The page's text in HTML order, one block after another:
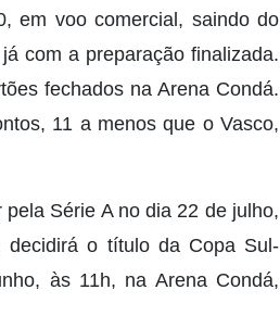
em voo comercial, saindo do
com a preparação finalizada.
fechados na Arena Condá.
11 a menos que o Vasco,
Série A no dia 22 de julho,
decidirá o título da Copa Sul-
às 11h, na Arena Condá,